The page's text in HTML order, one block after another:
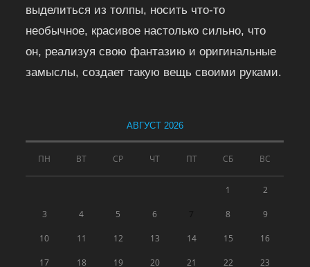
выделиться из толпы, носить что-то
необычное, красивое настолько сильно, что
он, реализуя свою фантазию и оригинальные
замыслы, создает такую вещь своими руками.
АВГУСТ 2026
ПН ВТ СР ЧТ ПТ СБ ВС
1 2
3 4 5 6 8 9
10 11 12 13 14 15 16
17 18 19 20 21 22 23